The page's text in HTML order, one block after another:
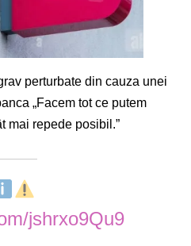
perturbate din cauza unei
„Facem tot ce putem
mai repede posibil.”
jshrxo9Qu9